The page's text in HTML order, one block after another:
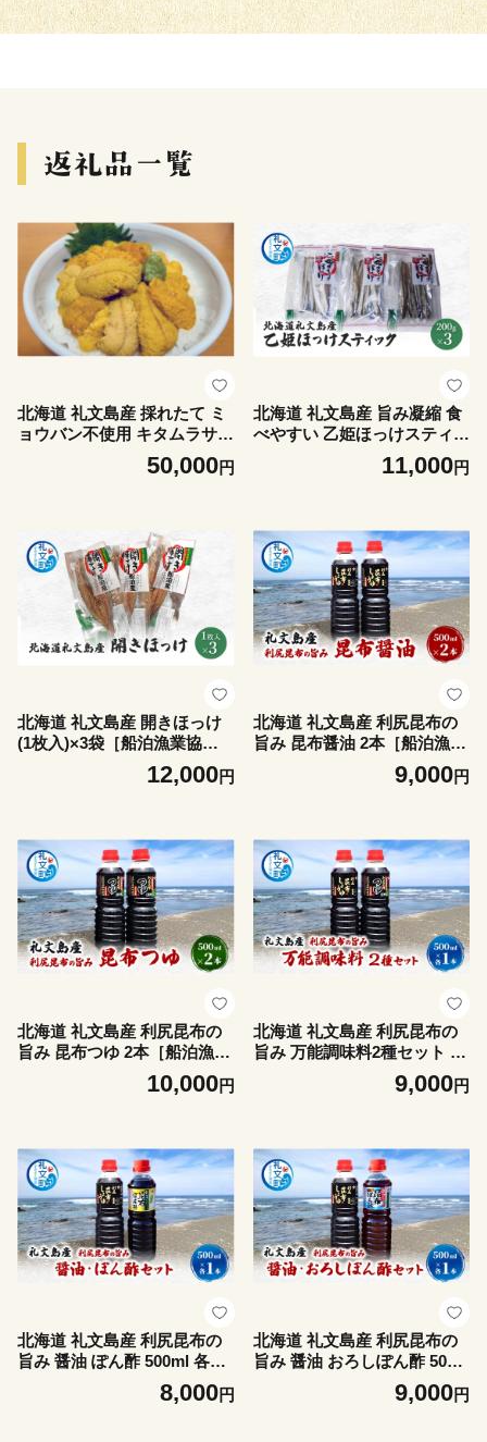
北海道 礼文島産 採れたて ミ
ョウバン不使用 キタムラサキ
ウニ 塩水パック180g×1個
［船泊漁業協同組合］【 うに
丼 濃厚 甘み 】
50,000円
北海道 礼文島産 旨み凝縮 食
べやすい 乙姫ほっけスティッ
ク 200g×3袋［船泊漁業協同
組合］【 ほっけ ホッケ ステ
品 】
11,000円
北海道 礼文島産 開きほっけ
(1枚入)×3袋［船泊漁業協同
組合］【 ほっけ ホッケ 開き
ほっけ 干物 肉厚 脂のり 焼き
12,000円
北海道 礼文島産 利尻昆布の
旨み 昆布醤油 2本［船泊漁業
協同組合］【 昆布 だし昆布
昆布しょうゆ 昆布つゆ 醤油9,000円
北海道 礼文島産 利尻昆布の
旨み 昆布つゆ 2本［船泊漁業
協同組合］【 昆布 だし昆布
10,000円
北海道 礼文島産 利尻昆布の
旨み 万能調味料2種セット 各
1本 (醤油・つゆ 各500ml)
［船泊漁業協同組合］【 昆布
セット 和食 贈答 ギフト 】
9,000円
北海道 礼文島産 利尻昆布の
旨み 醤油 ぽん酢 500ml 各1
本 ［船泊漁業協同組合］【
昆布 だし昆布 昆布しょうゆ
8,000円
北海道 礼文島産 利尻昆布の
旨み 醤油 おろしぽん酢 500m
l 各1本 ［船泊漁業協同組
合］【 昆布 だし昆布 昆布し
9,000円